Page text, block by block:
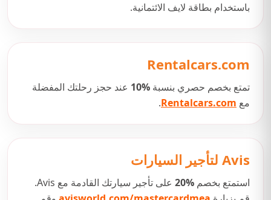
باستخدام بطاقة لايف الائتمانية.
Rentalcars.com
تمتع بخصم حصري بنسبة 10% عند حجز رحلتك المفضلة
مع Rentalcars.com
.
Avis لتأجير السيارات
استمتع بخصم 20%
على تأجير سيارتك القادمة مع Avis.